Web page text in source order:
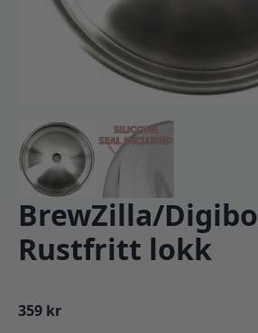
BrewZilla/
Rustfritt lokk
359 kr